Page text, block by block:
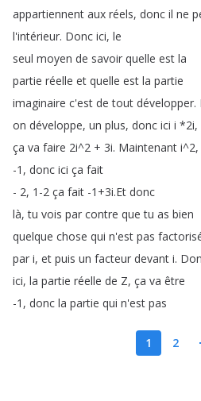
appartiennent aux réels, donc il ne
l'intérieur. Donc ici, le
seul moyen de savoir quelle est la
partie réelle et quelle est la partie
imaginaire c'est de tout développer.
on développe, un plus, donc ici i *2i,
ça va faire 2i^2 + 3i. Maintenant i^2,
-1, donc ici ça fait
- 2, 1-2 ça fait -1+3i.Et donc
là,tu vois par contre que tu as bien
quelque chose qui n'est pas
par i, et puis un facteur devant i.
ici, la partie réelle de Z, ça va être
-1, donc la partie qui n'est pas
1 2